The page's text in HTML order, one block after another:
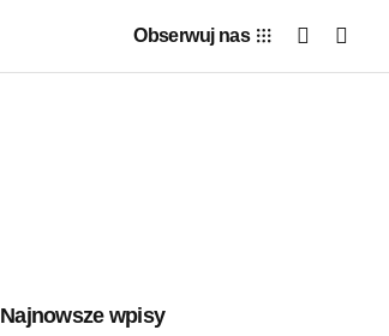
Obserwuj nas
Najnowsze wpisy